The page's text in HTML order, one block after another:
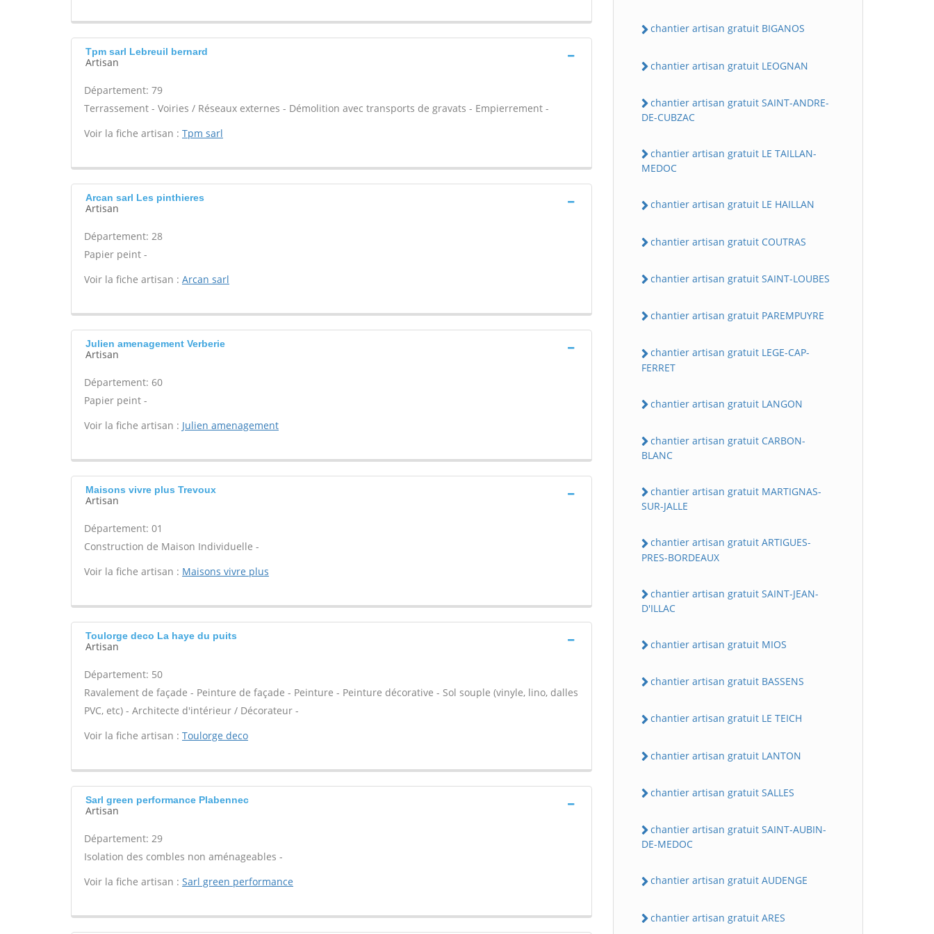
Tpm sarl Lebreuil bernard
Artisan
Département: 79
Terrassement - Voiries / Réseaux externes - Démolition avec transports de gravats - Empierrement -
Voir la fiche artisan : Tpm sarl
Arcan sarl Les pinthieres
Artisan
Département: 28
Papier peint -
Voir la fiche artisan : Arcan sarl
Julien amenagement Verberie
Artisan
Département: 60
Papier peint -
Voir la fiche artisan : Julien amenagement
Maisons vivre plus Trevoux
Artisan
Département: 01
Construction de Maison Individuelle -
Voir la fiche artisan : Maisons vivre plus
Toulorge deco La haye du puits
Artisan
Département: 50
Ravalement de façade - Peinture de façade - Peinture - Peinture décorative - Sol souple (vinyle, lino, dalles
PVC, etc) - Architecte d'intérieur / Décorateur -
Voir la fiche artisan : Toulorge deco
Sarl green performance Plabennec
Artisan
Département: 29
Isolation des combles non aménageables -
Voir la fiche artisan : Sarl green performance
chantier artisan gratuit BIGANOS
chantier artisan gratuit LEOGNAN
chantier artisan gratuit SAINT-ANDRE-
DE-CUBZAC
chantier artisan gratuit LE TAILLAN-
MEDOC
chantier artisan gratuit LE HAILLAN
chantier artisan gratuit COUTRAS
chantier artisan gratuit SAINT-LOUBES
chantier artisan gratuit PAREMPUYRE
chantier artisan gratuit LEGE-CAP-
FERRET
chantier artisan gratuit LANGON
chantier artisan gratuit CARBON-
BLANC
chantier artisan gratuit MARTIGNAS-
SUR-JALLE
chantier artisan gratuit ARTIGUES-
PRES-BORDEAUX
chantier artisan gratuit SAINT-JEAN-
D'ILLAC
chantier artisan gratuit MIOS
chantier artisan gratuit BASSENS
chantier artisan gratuit LE TEICH
chantier artisan gratuit LANTON
chantier artisan gratuit SALLES
chantier artisan gratuit SAINT-AUBIN-
DE-MEDOC
chantier artisan gratuit AUDENGE
chantier artisan gratuit ARES